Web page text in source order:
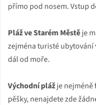
přímo pod nosem. Vstup
Pláž ve Starém Městěje
zejména turisté
dál od moře.
Východní plážje nejméně
pěšky, nenajdete zde